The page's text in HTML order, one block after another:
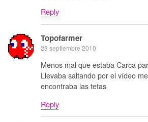
Reply
Topofarmer
23 septiembre 2010
Menos mal que estaba Carca
Llevaba saltando por el vídeo
encontraba las tetas
Reply